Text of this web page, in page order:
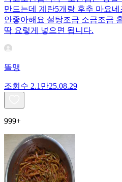
만드는데 계란5개랑 후추 마요
안좋아해요 설탕조금 소금조금
딱 요렇게 넣으면 됩니다.
똘맹
조회수 2.1만25.08.29
999+